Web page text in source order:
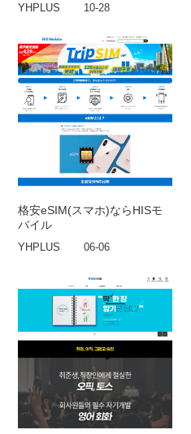
YHPLUS 10-28
格安eSIM(スマホ)ならHISモ
バイル
YHPLUS 06-06